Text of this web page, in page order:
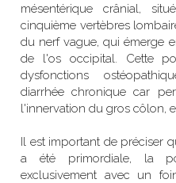
mésentérique crânial,
cinquième vertèbres
du nerf vague, qui émerge
de l'os occipital. Cette
dysfonctions
diarrhée chronique car
l'innervation du gros côlon,
Il est important de préciser
a été primordiale, la
exclusivement avec un